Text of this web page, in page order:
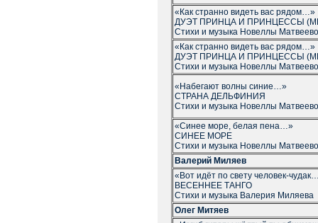
«Как странно видеть вас рядом…»
ДУЭТ ПРИНЦА И ПРИНЦЕССЫ
Стихи и музыка Новеллы
«Как странно видеть вас рядом…»
ДУЭТ ПРИНЦА И ПРИНЦЕССЫ
Стихи и музыка Новеллы
«Набегают волны синие…»
СТРАНА ДЕЛЬФИНИЯ
Стихи и музыка Новеллы
«Синее море, белая пена…»
СИНЕЕ МОРЕ
Стихи и музыка Новеллы
Валерий Миляев
«Вот идёт по свету человек-
ВЕСЕННЕЕ ТАНГО
Стихи и музыка Валерия Миляева
Олег Митяев